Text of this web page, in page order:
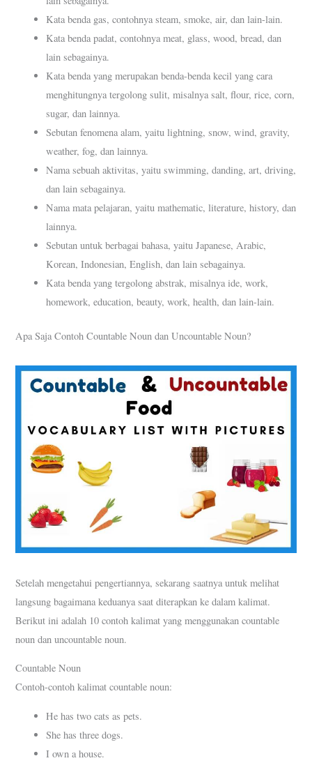
Kata benda gas, contohnya steam, smoke, air, dan lain-lain.
Kata benda padat, contohnya meat, glass, wood, bread, dan
lain sebagainya.
Kata benda yang merupakan benda-benda kecil yang cara
menghitungnya tergolong sulit, misalnya salt, flour, rice, corn,
sugar, dan lainnya.
Sebutan fenomena alam, yaitu lightning, snow, wind, gravity,
weather, fog, dan lainnya.
Nama sebuah aktivitas, yaitu swimming, danding, art, driving,
dan lain sebagainya.
Nama mata pelajaran, yaitu mathematic, literature, history, dan
lainnya.
Sebutan untuk berbagai bahasa, yaitu Japanese, Arabic,
Korean, Indonesian, English, dan lain sebagainya.
Kata benda yang tergolong abstrak, misalnya ide, work,
homework, education, beauty, work, health, dan lain-lain.
Apa Saja Contoh Countable Noun dan Uncountable Noun?
Setelah mengetahui pengertiannya, sekarang saatnya untuk melihat
langsung bagaimana keduanya saat diterapkan ke dalam kalimat.
Berikut ini adalah 10 contoh kalimat yang menggunakan countable
noun dan uncountable noun.
Countable Noun
Contoh-contoh kalimat countable noun:
He has two cats as pets.
She has three dogs.
I own a house.